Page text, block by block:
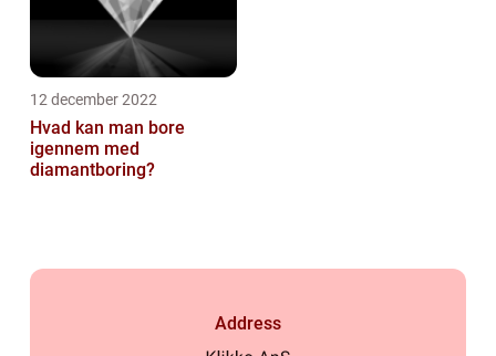
12 december 2022
Hvad kan man bore
igennem med
diamantboring?
Address